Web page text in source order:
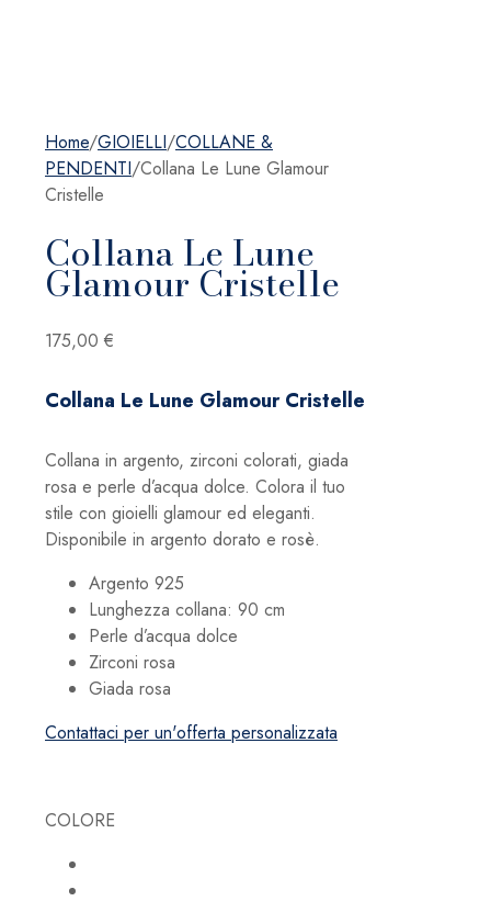
Home/GIOIELLI/COLLANE &
PENDENTI/Collana Le Lune Glamour
Cristelle
Collana Le Lune
Glamour Cristelle
175,00 €
Collana Le Lune Glamour Cristelle
Collana in argento, zirconi colorati, giada
rosa e perle d’acqua dolce. Colora il tuo
stile con gioielli glamour ed eleganti.
Disponibile in argento dorato e rosè.
Argento 925
Lunghezza collana: 90 cm
Perle d’acqua dolce
Zirconi rosa
Giada rosa
Contattaci per un'offerta personalizzata
COLORE